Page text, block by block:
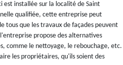
est installée sur la localité de Saint
qualifiée, cette entreprise peut
tous que les travaux de façades peuvent
propose des alternatives
comme le nettoyage, le rebouchage, etc.
les propriétaires, qu'ils soient des